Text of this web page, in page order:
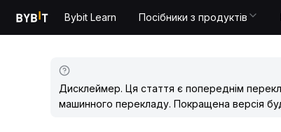
Bybit Learn Посібники з продуктів
Дисклеймер. Ця стаття є попереднім
машинного перекладу. Покращена версія